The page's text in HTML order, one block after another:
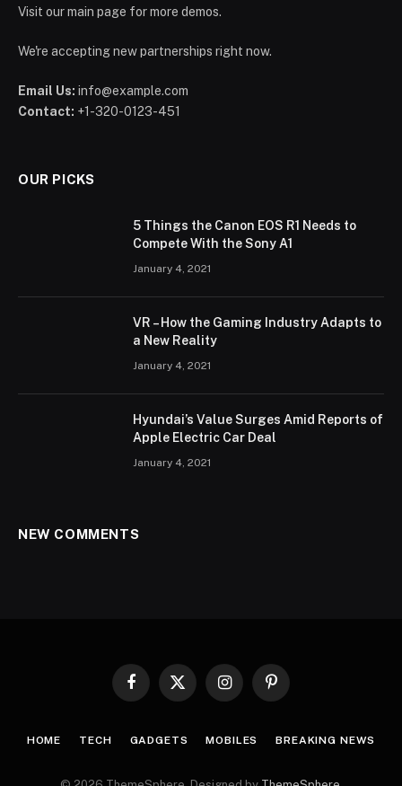
Visit our main page for more demos.
We're accepting new partnerships right now.
Email Us: info@example.com
Contact: +1-320-0123-451
OUR PICKS
5 Things the Canon EOS R1 Needs to
Compete With the Sony A1
January 4, 2021
VR – How the Gaming Industry Adapts to
a New Reality
January 4, 2021
Hyundai’s Value Surges Amid Reports of
Apple Electric Car Deal
January 4, 2021
NEW COMMENTS
Facebook
X
InstagramPinterest
HOME TECH GADGETS MOBILES BREAKING NEWS